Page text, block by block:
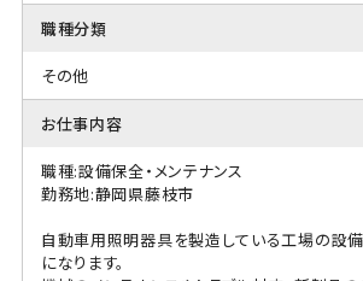
職種分類
その他
お仕事内容
職種:設備保全・メンテナンス
勤務地:静岡県藤枝市
自動車用照明器具を製造している工場の設
になります。